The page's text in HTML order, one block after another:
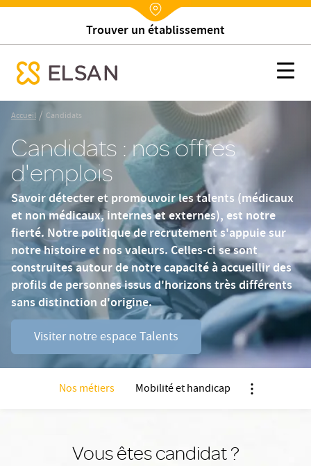
Nx:Aller
contenu
principal
Nx:Annuaire
Rechercher un médecin
Candidats
menu mobile
Candidats : nos offres
d'emplois
Savoir détecter et promouvoir les talents (médicaux
et non médicaux, internes et externes), est notre
fierté. Notre politique de recrutement s'appuie sur
notre histoire et nos valeurs. Celles-ci se sont
construites autour de notre capacité à accueillir des
profils de personnes issus d'horizons très différents
sans distinction d'origine.
Visiter notre espace Talents
Accueil / Candidats
Nos métiers Mobilité et handicap
Vous êtes candidat ?